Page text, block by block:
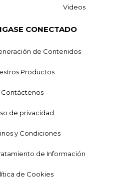
Videos
CONECTADO
de Contenidos
Productos
Contáctenos
de privacidad
y Condiciones
de Información
de Cookies